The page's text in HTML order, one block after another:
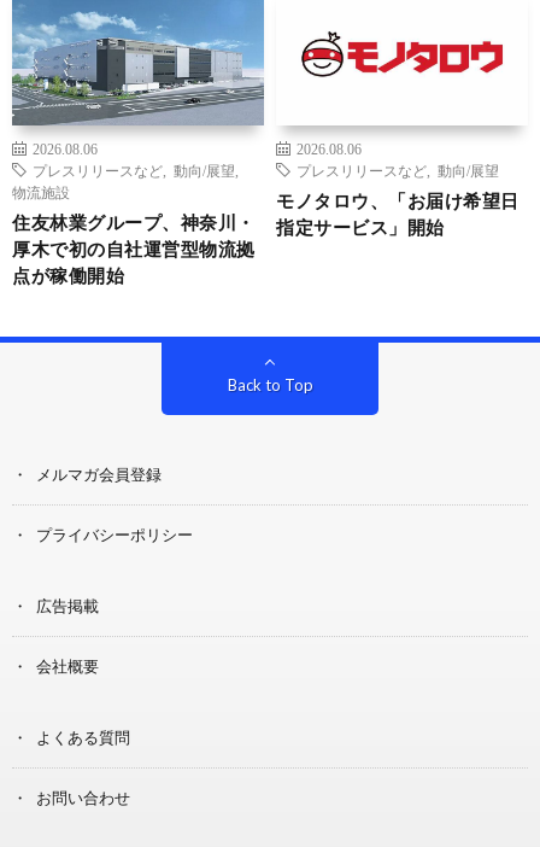
2026.08.06
プレスリリースなど
動向/展望
物流施設
住友林業グループ、神奈川・
厚木で初の自社運営型物流拠
点が稼働開始
2026.08.06
プレスリリースなど
動向/展望
モノタロウ、「お届け希望日
指定サービス」開始
Back to Top
メルマガ会員登録
プライバシーポリシー
広告掲載
会社概要
よくある質問
お問い合わせ